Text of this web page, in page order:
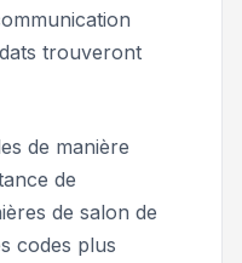
trouveront
de manière
de
de salon de
codes plus